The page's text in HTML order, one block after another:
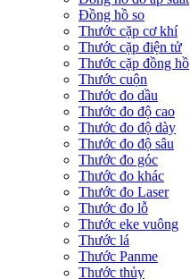
Đồng hồ so
Thước cặp cơ khí
Thước cặp điện tử
Thước cặp đồng hồ
Thước cuộn
Thước đo dầu
Thước đo độ cao
Thước đo độ dày
Thước đo độ sâu
Thước đo góc
Thước đo khác
Thước đo Laser
Thước đo lỗ
Thước eke vuông
Thước lá
Thước Panme
Thước thủy